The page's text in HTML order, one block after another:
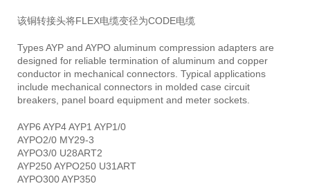
该铜转接头将FLEX电缆变径为CODE电缆
Types AYP and AYPO aluminum compression adapters are
designed for reliable termination of aluminum and copper
conductor in mechanical connectors. Typical applications
include mechanical connectors in molded case circuit
breakers, panel board equipment and meter sockets.
AYP6 AYP4 AYP1 AYP1/0
AYPO2/0 MY29-3
AYPO3/0 U28ART2
AYP250 AYPO250 U31ART
AYPO300 AYP350